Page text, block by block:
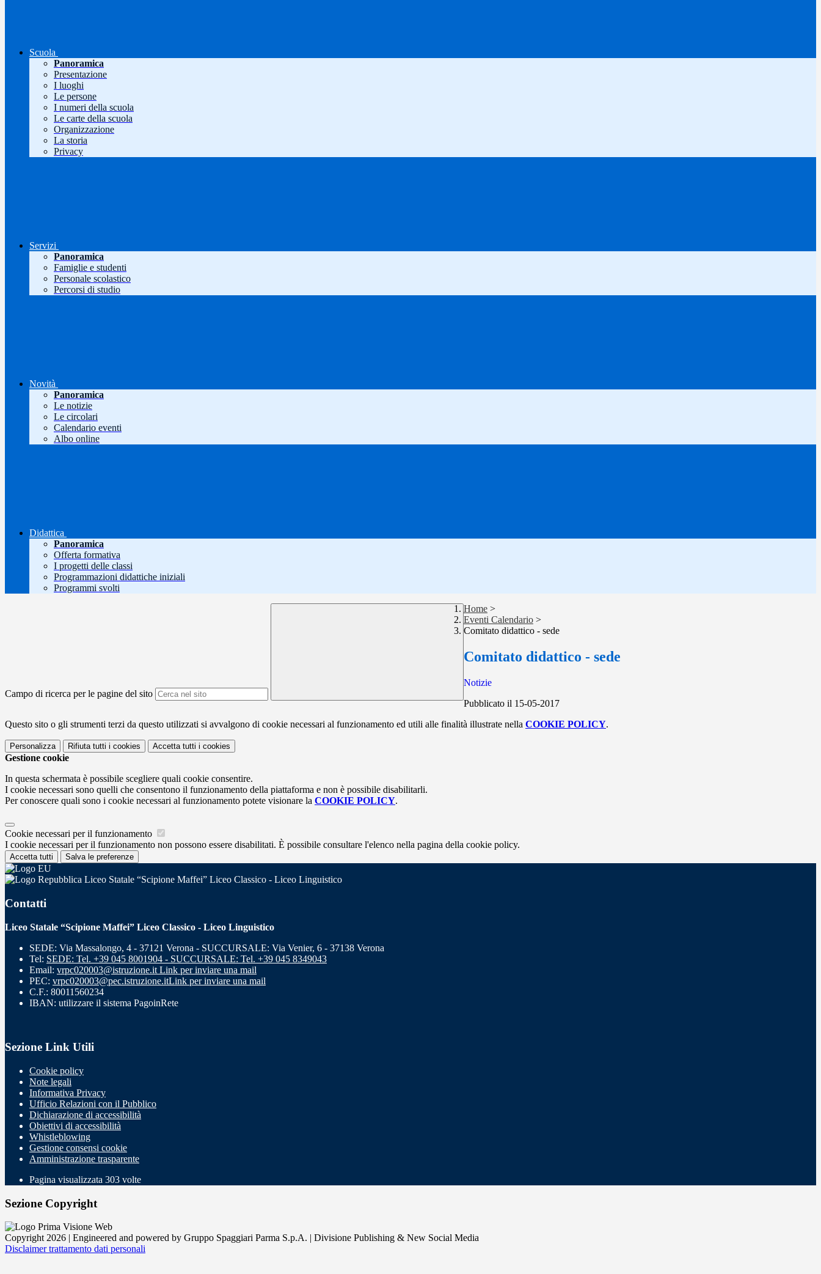
Scuola
Panoramica
Presentazione
I luoghi
Le persone
I numeri della scuola
Le carte della scuola
Organizzazione
La storia
Privacy
Servizi
Panoramica
Famiglie e studenti
Personale scolastico
Percorsi di studio
Novità
Panoramica
Le notizie
Le circolari
Calendario eventi
Albo online
Didattica
Panoramica
Offerta formativa
I progetti delle classi
Programmazioni didattiche iniziali
Programmi svolti
Campo di ricerca per le pagine del sito
Home >
Eventi Calendario >
Comitato didattico - sede
Comitato didattico - sede
Notizie
Pubblicato il 15-05-2017
Questo sito o gli strumenti terzi da questo utilizzati si avvalgono di cookie necessari al funzionamento ed utili alle finalità illustrate nella COOKIE POLICY.
Personalizza Rifiuta tutti i cookies Accetta tutti i cookies
Gestione cookie
In questa schermata è possibile scegliere quali cookie consentire.
I cookie necessari sono quelli che consentono il funzionamento della piattaforma e non è possibile disabilitarli.
Per conoscere quali sono i cookie necessari al funzionamento potete visionare la COOKIE POLICY.
Cookie necessari per il funzionamento
I cookie necessari per il funzionamento non possono essere disabilitati. È possibile consultare l'elenco nella pagina della cookie policy.
Accetta tutti Salva le preferenze
Liceo Statale “Scipione Maffei” Liceo Classico - Liceo Linguistico
Contatti
Liceo Statale “Scipione Maffei” Liceo Classico - Liceo Linguistico
SEDE: Via Massalongo, 4 - 37121 Verona - SUCCURSALE: Via Venier, 6 - 37138 Verona
Tel: SEDE: Tel. +39 045 8001904 - SUCCURSALE: Tel. +39 045 8349043
Email: vrpc020003@istruzione.it Link per inviare una mail
PEC: vrpc020003@pec.istruzione.itLink per inviare una mail
C.F.: 80011560234
IBAN: utilizzare il sistema PagoinRete
Sezione Link Utili
Cookie policy
Note legali
Informativa Privacy
Ufficio Relazioni con il Pubblico
Dichiarazione di accessibilità
Obiettivi di accessibilità
Whistleblowing
Gestione consensi cookie
Amministrazione trasparente
Pagina visualizzata 303 volte
Sezione Copyright
Copyright 2026 | Engineered and powered by Gruppo Spaggiari Parma S.p.A. | Divisione Publishing & New Social Media
Disclaimer trattamento dati personali